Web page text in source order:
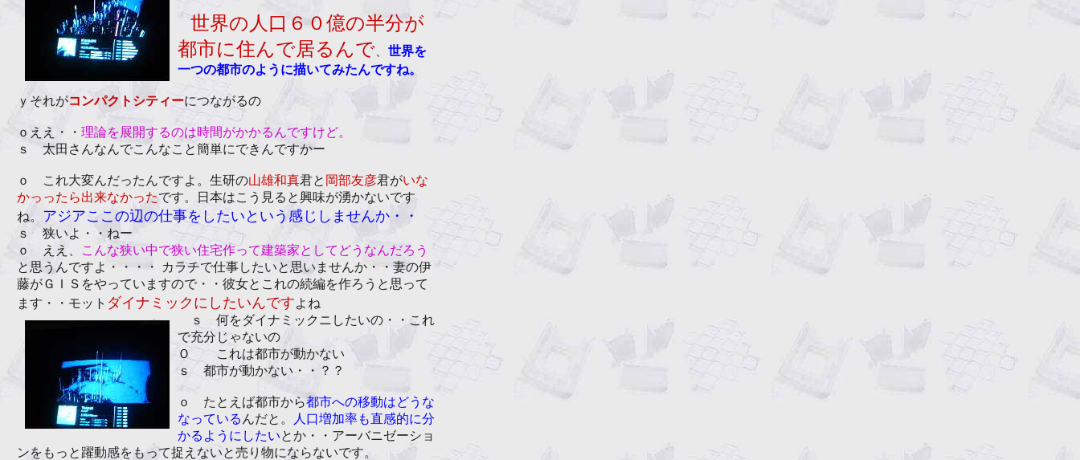
世界の人口６０億の半分が
都市に住んで居るんで
世界を
一つの都市のように描いてみたんですね。
ｙそれがコンパクトシティーにつながるの
ｏええ・・ 理論を展開するのは時間がかかるんですけど。
ｓ 太田さんなんでこんなこと簡単にできんですかー
ｏ これ大変んだったんですよ。生研の山雄和真君と 岡部友彦君がいな
かっったら出来なかったです。日本はこう見ると興味が湧かないです
ね。 アジアここの辺の仕事をしたいという感じしませんか・・
ｓ 狭いよ・・ねー
ｏ ええ、
こんな狭い中で狭い住宅作って建築家としてどうなんだろう
と思うんですよ・・・・ カラチで仕事したいと思いませんか・・妻の伊
藤がＧＩＳをやっていますので・・彼女とこれの続編を作ろうと思って
ます・・モット ダイナミックにしたいんですよね
ｓ 何をダイナミックニしたいの・・これ
で充分じゃないの
Ｏ これは都市が動かない
ｓ 都市が動かない・・？？
ｏ たとえば都市から都市への移動はどうな
なっている んだと。
人口増加率も直感的に分
かるようにしたいとか・・アーバニゼーショ
ンをもっと躍動感をもって捉えないと売り物にならないです。